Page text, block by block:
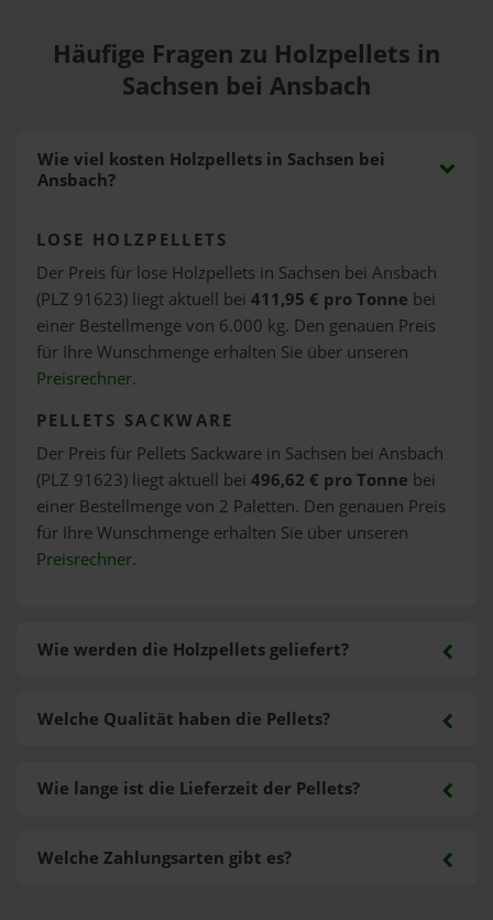
Häufige Fragen zu Holzpellets in
Sachsen bei Ansbach
Wie viel kosten Holzpellets in Sachsen bei
Ansbach?
LOSE HOLZPELLETS
Der Preis für lose Holzpellets in Sachsen bei Ansbach
(PLZ 91623) liegt aktuell bei 411,95 € pro Tonne bei
einer Bestellmenge von 6.000 kg. Den genauen Preis
für Ihre Wunschmenge erhalten Sie über unseren
Preisrechner.
PELLETS SACKWARE
Der Preis für Pellets Sackware in Sachsen bei Ansbach
(PLZ 91623) liegt aktuell bei 496,62 € pro Tonne bei
einer Bestellmenge von 2 Paletten. Den genauen Preis
für Ihre Wunschmenge erhalten Sie über unseren
Preisrechner.
Wie werden die Holzpellets geliefert?
Welche Zahlungsarten gibt es?
Welche Qualität haben die Pellets?
Wie lange ist die Lieferzeit der Pellets?